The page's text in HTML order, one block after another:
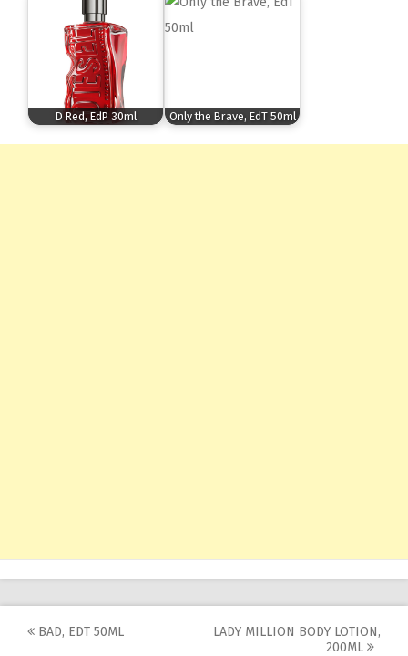
D Red, EdP 30ml Only the Brave, EdT 50ml
Post
BAD, EDT 50ML
LADY MILLION BODY LOTION,
200ML